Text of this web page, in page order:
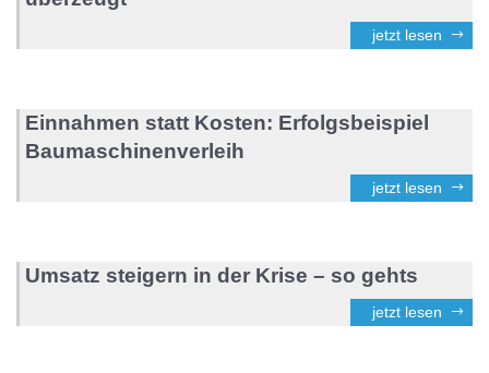
jetzt lesen
Einnahmen statt Kosten: Erfolgsbeispiel
Baumaschinenverleih
jetzt lesen
Umsatz steigern in der Krise – so gehts
jetzt lesen